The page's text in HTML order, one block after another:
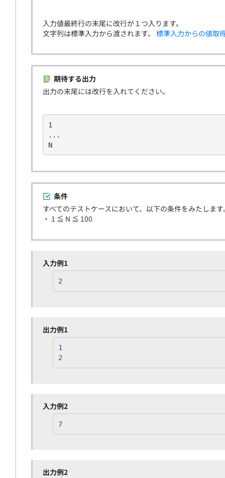
入力値最終行の末尾に改行が１つ入ります。
文字列は標準入力から渡されます。 標準入力からの値取
期待する出力
出力の末尾には改行を入れてください。
1
...
N
条件
すべてのテストケースにおいて、以下の条件をみたします
・ 1 ≦ N ≦ 100
入力例1
2
出力例1
1
2
入力例2
7
出力例2